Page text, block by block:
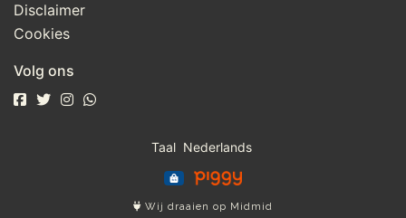
Disclaimer
Cookies
Volg ons
Taal
Wij draaien op Midmid